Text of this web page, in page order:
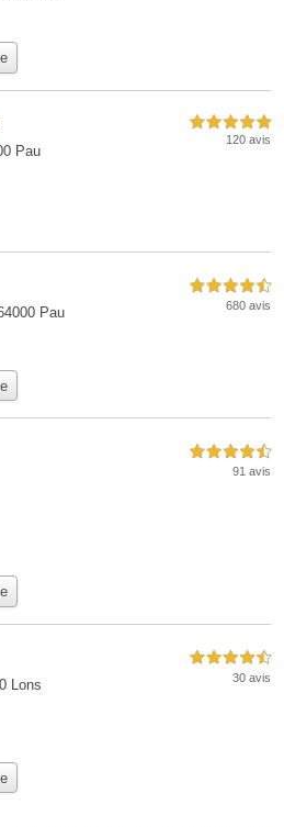
Pau
5,0 étoiles sur 5
120 avis
Pau
4,5 étoiles sur 5
680 avis
4,5 étoiles sur 5
91 avis
Lons
4,5 étoiles sur 5
30 avis